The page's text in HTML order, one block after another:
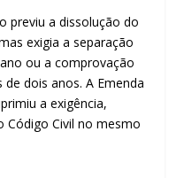
previu a dissolução do
exigia a separação
ou a comprovação
dois anos. A Emenda
a exigência,
Código Civil no mesmo